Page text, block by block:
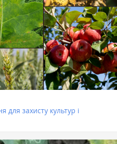
захисту культур і